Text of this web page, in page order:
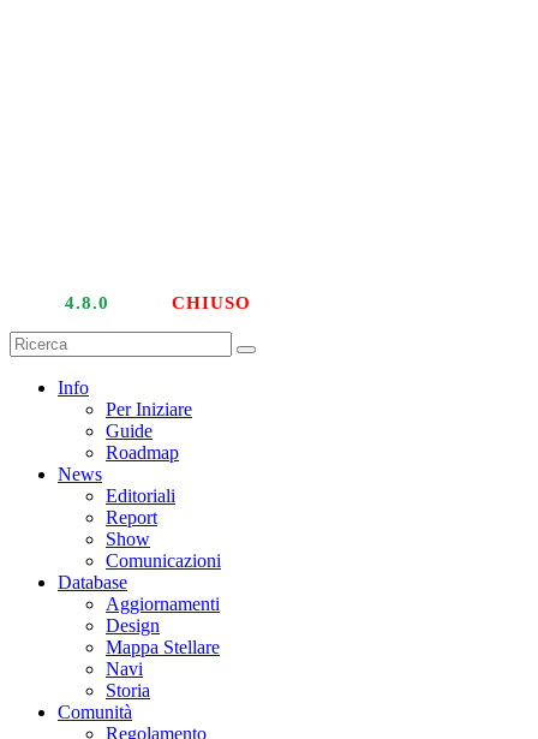
4.8.0 CHIUSO
Info
Per Iniziare
Guide
Roadmap
News
Editoriali
Report
Show
Comunicazioni
Database
Aggiornamenti
Design
Mappa Stellare
Navi
Storia
Comunità
Regolamento